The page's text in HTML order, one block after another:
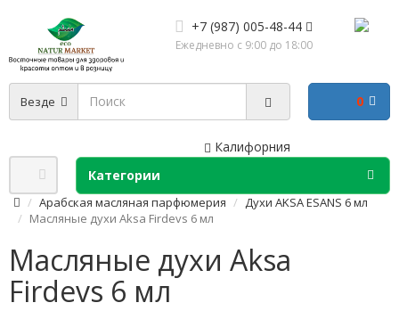
+7 (987) 005-48-44
Ежедневно с 9:00 до 18:00
Везде
Калифорния
0
Категории
Арабская масляная парфюмерия
Духи AKSA ESANS 6 мл
Масляные духи Aksa Firdevs 6 мл
Масляные духи Aksa
Firdevs 6 мл